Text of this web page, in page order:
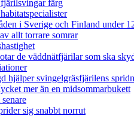
färg
i Sverige och Finland under
allt torrare somrar
de väddnätfjärilar som ska
hjälper svingelgräsfjärilens
mer än en midsommarbukett
sig snabbt norrut